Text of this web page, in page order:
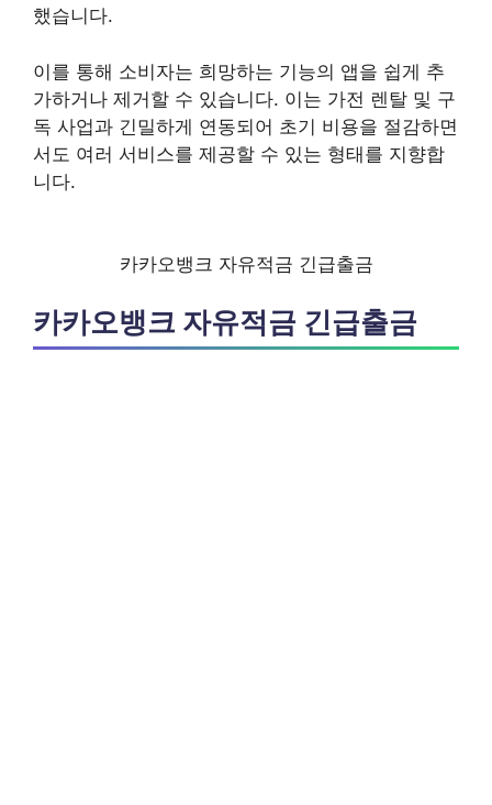
했습니다.
이를 통해 소비자는 희망하는 기능의 앱을 쉽게 추
가하거나 제거할 수 있습니다. 이는 가전 렌탈 및 구
독 사업과 긴밀하게 연동되어 초기 비용을 절감하면
서도 여러 서비스를 제공할 수 있는 형태를 지향합
니다.
카카오뱅크 자유적금 긴급출금
카카오뱅크 자유적금 긴급출금